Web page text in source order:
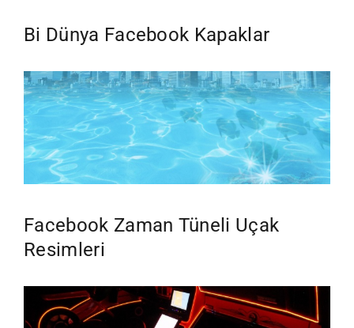
Bi Dünya Facebook Kapaklar
Facebook Zaman Tüneli Uçak
Resimleri